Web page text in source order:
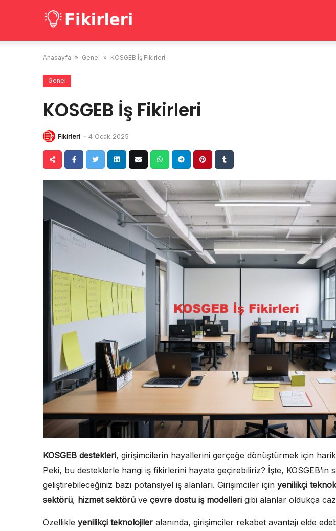
Anasayfa » Genel » KOSGEB İş Fikirleri
Genel
KOSGEB İş Fikirleri
Fikirleri - 4 Ocak 2025
KOSGEB destekleri, girişimcilerin hayallerini gerçeğe dönüştürmek için
Peki, bu desteklerle hangi iş fikirlerini hayata geçirebiliriz? İşte, KOSGEB’in
geliştirebileceğiniz bazı potansiyel iş alanları. Girişimciler için yenilikçi
sektörü, hizmet sektörü ve çevre dostu iş modelleri gibi alanlar oldukça
Özellikle yenilikçi teknolojiler alanında, girişimciler rekabet avantajı elde